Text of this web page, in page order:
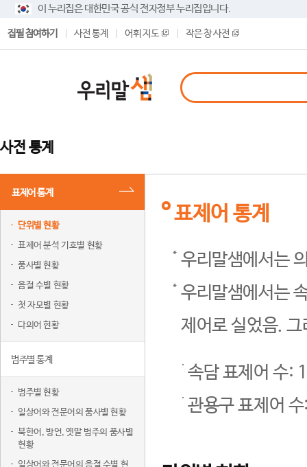
이 누리집은 대한민국 공식 전자정부 누리집입니다.
집필 참여하기 사전 통계 어휘 지도 작은 창 사전
사전 통계
표제어 통계
단위별 현황
표제어 분석 기호별 현황
품사별 현황
음절 수별 현황
첫 자모별 현황
다의어 현황
범주별 통계
범주별 현황
일상어와 전문어의 품사별 현황
북한어, 방언, 옛말 범주의 품사별
현황
일상어와 전문어의 음절 수별 현
표제어 통계
우리말샘에서는
우리말샘에서는
제어로 실었음.
속담 표제어 수:
관용구 표제어